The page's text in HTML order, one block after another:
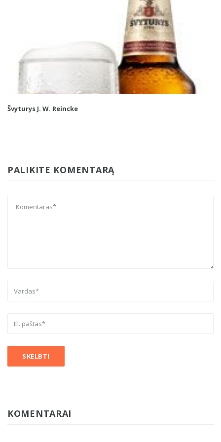
Švyturys J. W. Reincke
PALIKITE KOMENTARĄ
KOMENTARAI